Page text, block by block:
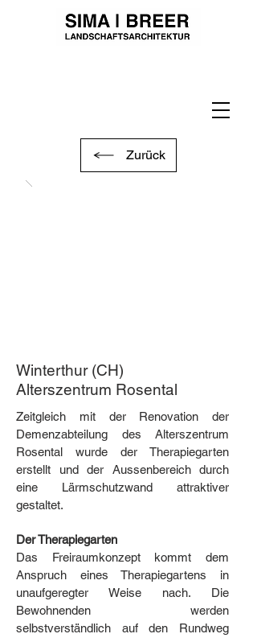
Zurück
Winterthur (CH)
Alterszentrum Rosental
Zeitgleich mit der Renovation der
Demenzabteilung des Alterszentrum
Rosental wurde der Therapiegarten
erstellt und der Aussenbereich durch
eine Lärmschutzwand attraktiver
gestaltet.
Der Therapiegarten
Das Freiraumkonzept kommt dem
Anspruch eines Therapiegartens in
unaufgeregter Weise nach. Die
Bewohnenden werden
selbstverständlich auf den Rundweg